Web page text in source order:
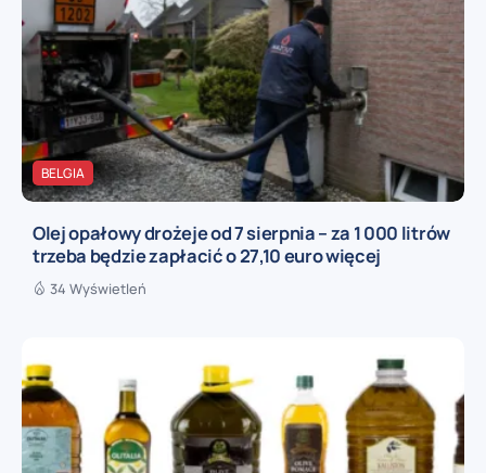
BELGIA
Olej opałowy drożeje od 7 sierpnia – za 1 000 litrów
trzeba będzie zapłacić o 27,10 euro więcej
34 Wyświetleń